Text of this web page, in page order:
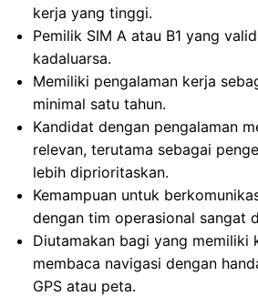
kerja yang tinggi.
Pemilik SIM A atau B1 yang
kadaluarsa.
Memiliki pengalaman kerja
minimal satu tahun.
Kandidat dengan pengalaman
relevan, terutama sebagai
lebih diprioritaskan.
Kemampuan untuk
dengan tim operasional sangat
Diutamakan bagi yang memiliki
membaca navigasi dengan
GPS atau peta.